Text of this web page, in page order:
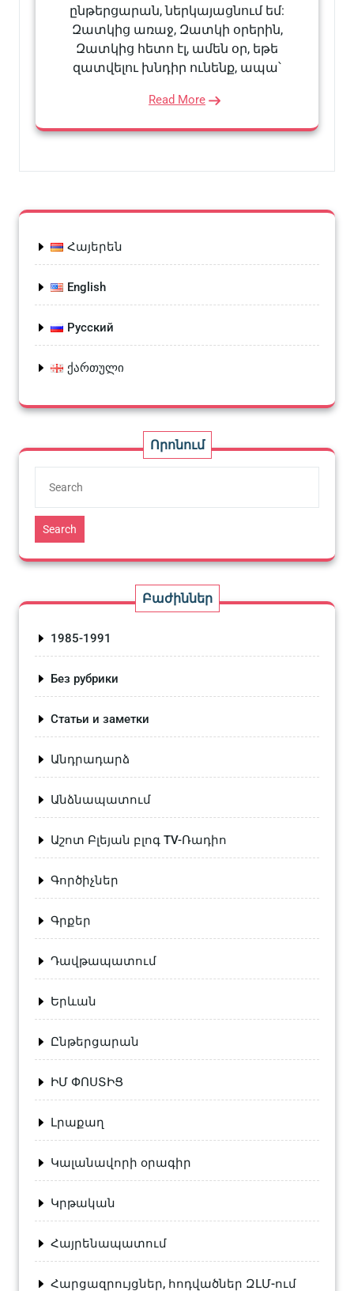
ընթերցարան, ներկայացնում եմ:
Զատկից առաջ, Զատկի օրերին,
Զատկից հետո էլ, ամեն օր, եթե
զատվելու խնդիր ունենք, ապա՝
Read More
Հայերեն
English
Русский
ქართული
Որոնում
Search
Բաժիններ
1985-1991
Без рубрики
Статьи и заметки
Անդրադարձ
Անձնապատում
Աշոտ Բլեյան բլոգ TV-Ռադիո
Գործիչներ
Գրքեր
Դավթապատում
Երևան
Ընթերցարան
ԻՄ ՓՈՍՏԻՑ
Լրաքաղ
Կալանավորի օրագիր
Կրթական
Հայրենապատում
Հարցազրույցներ, հոդվածներ ԶԼՄ-ում